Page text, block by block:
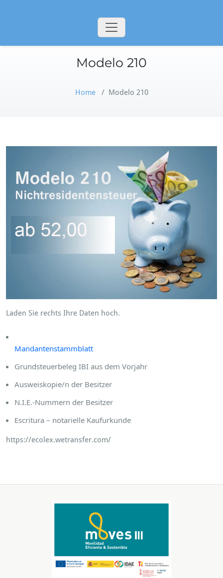
Modelo 210
Home/ Modelo 210
Laden Sie rechts Ihre Daten hoch.
Mandantenstammblatt
Grundsteuerbeleg IBI aus dem Vorjahr
Ausweiskopie/n der Besitzer
N.I.E.-Nummern der Besitzer
Escritura – notarielle Kaufurkunde
https://ecolex.wetransfer.com/